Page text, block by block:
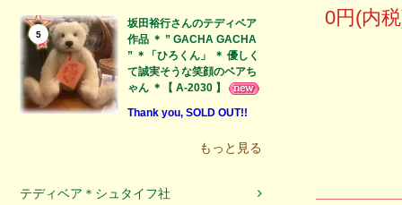
5
坂田裕行さんのテディベア
作品 ＊ ” GACHA GACHA
” ＊「ひろくん」 ＊ 優しく
て誠実そうな笑顔のベアち
ゃん ＊【 A-2030 】
Thank you, SOLD OUT!!
もっと見る
テディベア＊シュタイフ社
0円(内